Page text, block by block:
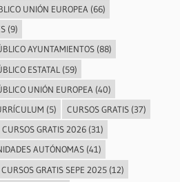
UNIÓN EUROPEA (66)
(9)
AYUNTAMIENTOS(88)
ESTATAL (59)
UNIÓN EUROPEA (40)
(5) CURSOS GRATIS(37)
CURSOS GRATIS 2026(31)
AUTÓNOMAS(41)
CURSOS GRATIS SEPE 2025(12)